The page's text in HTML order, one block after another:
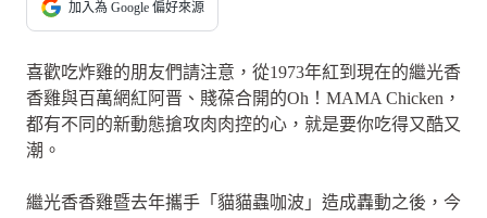
加入為 Google 偏好來源
喜歡吃炸雞的朋友們請注意，從1973年紅到現在的繼光香
香雞與百萬網紅阿晋、賤葆合開的Oh！MAMA Chicken，
都有不同的新動態搶攻肉肉控的心，就是要你吃得又酷又
潮。
繼光香香雞暨去年攜手「貓貓蟲咖波」造成轟動之後，今